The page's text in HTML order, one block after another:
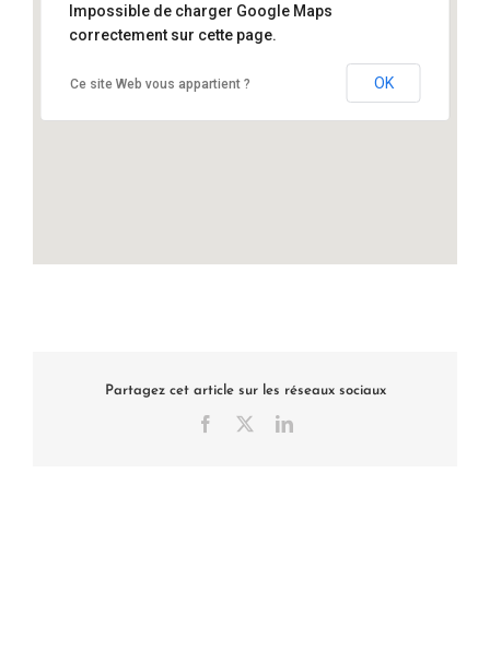
77760 La Chapelle-la-Reine
Impossible de charger Google Maps
correctement sur cette page.
Ce site Web vous appartient ? OK
Partagez cet article sur les réseaux sociaux
Facebook LinkedIn